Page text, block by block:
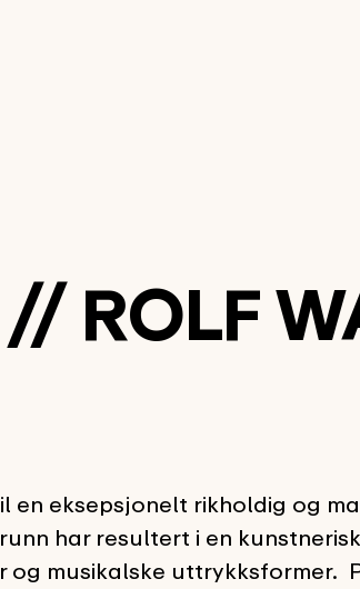
ROLF
en eksepsjonelt rikholdig og
har resultert i en
og musikalske uttrykksformer.